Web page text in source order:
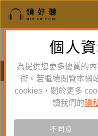
鏡好聽全新
體驗全面升級，
有聲書
臺灣文化協會
個人
為提供您更多優質的
術。若繼續閱覽本網
cookies，關於更多
讀我們的 隱
不同意